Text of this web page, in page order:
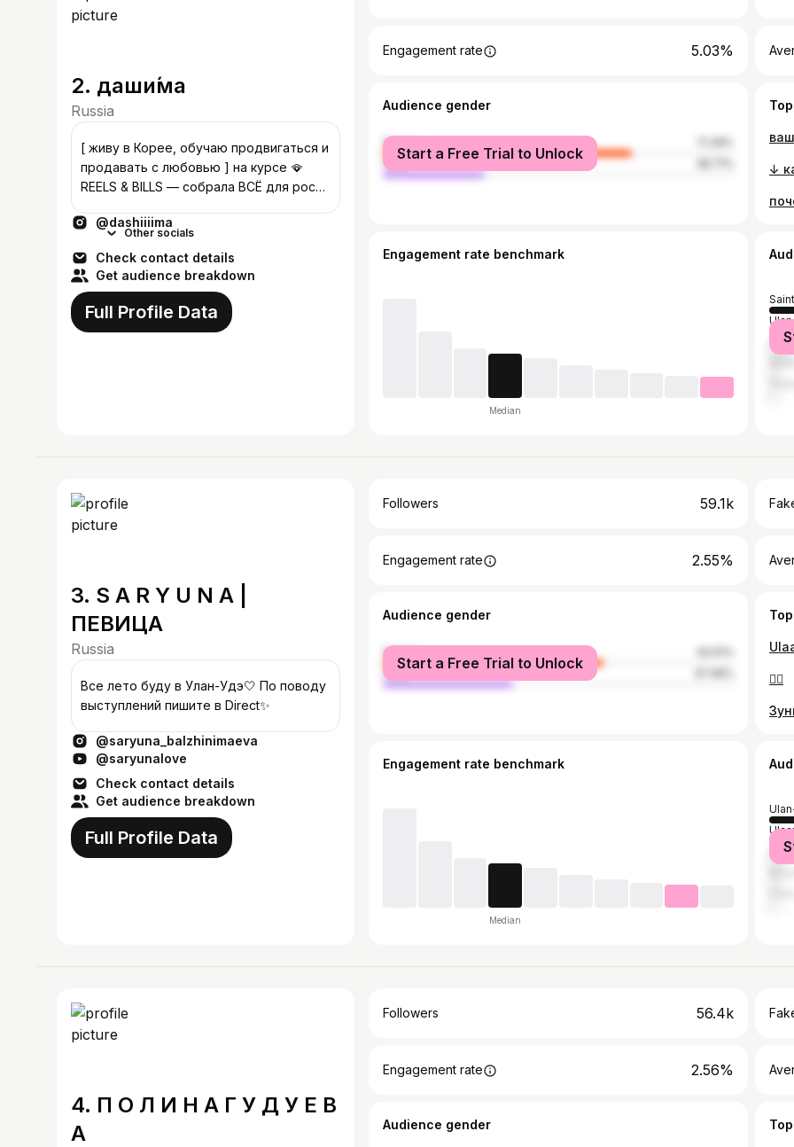
2. даши́ма
Russia
[ живу в Корее, обучаю продвигаться и
продавать с любовью ] на курсе 🪭
REELS & BILLS — собрала ВСЁ для роста
2.12 ↓@dashiiiima
Other socials
Check contact details
Get audience breakdown
Full Profile Data
Engagement rate 5.03%
Audience gender
female
male
Start a Free Trial to Unlock
Engagement rate benchmark
Median
3. S A R Y U N A |
ПЕВИЦА
Russia
Все лето буду в Улан-Удэ🤍 По поводу
выступлений пишите в Direct✨
@saryuna_balzhinimaeva
@saryunalove
Check contact details
Get audience breakdown
Full Profile Data
Followers 59.1k
Engagement rate 2.55%
Audience gender
female
male
Start a Free Trial to Unlock
❤️‍🔥
Engagement rate benchmark
Median
4. П О Л И Н А Г У Д У Е В
А
Followers 56.4k
Engagement rate 2.56%
Audience gender